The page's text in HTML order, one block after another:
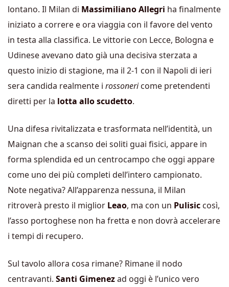
lontano. Il Milan di Massimiliano Allegri ha finalmente
iniziato a correre e ora viaggia con il favore del vento
in testa alla classifica. Le vittorie con Lecce, Bologna e
Udinese avevano dato già una decisiva sterzata a
questo inizio di stagione, ma il 2-1 con il Napoli di ieri
sera candida realmente i rossonericome pretendenti
diretti per la lotta allo scudetto.
Una difesa rivitalizzata e trasformata nell’identità, un
Maignan che a scanso dei soliti guai fisici, appare in
forma splendida ed un centrocampo che oggi appare
come uno dei più completi dell’intero campionato.
Note negativa? All’apparenza nessuna, il Milan
ritroverà presto il miglior Leao, ma con un Pulisic così,
l’asso portoghese non ha fretta e non dovrà accelerare
i tempi di recupero.
Sul tavolo allora cosa rimane? Rimane il nodo
centravanti. Santi Gimenezad oggi è l’unico vero